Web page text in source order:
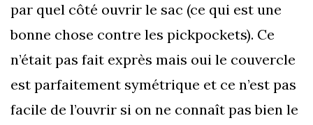
par quel côté ouvrir le sac (ce qui est une
bonne chose contre les pickpockets). Ce
n’était pas fait exprès mais oui le couvercle
est parfaitement symétrique et ce n’est pas
facile de l’ouvrir si on ne connaît pas bien le